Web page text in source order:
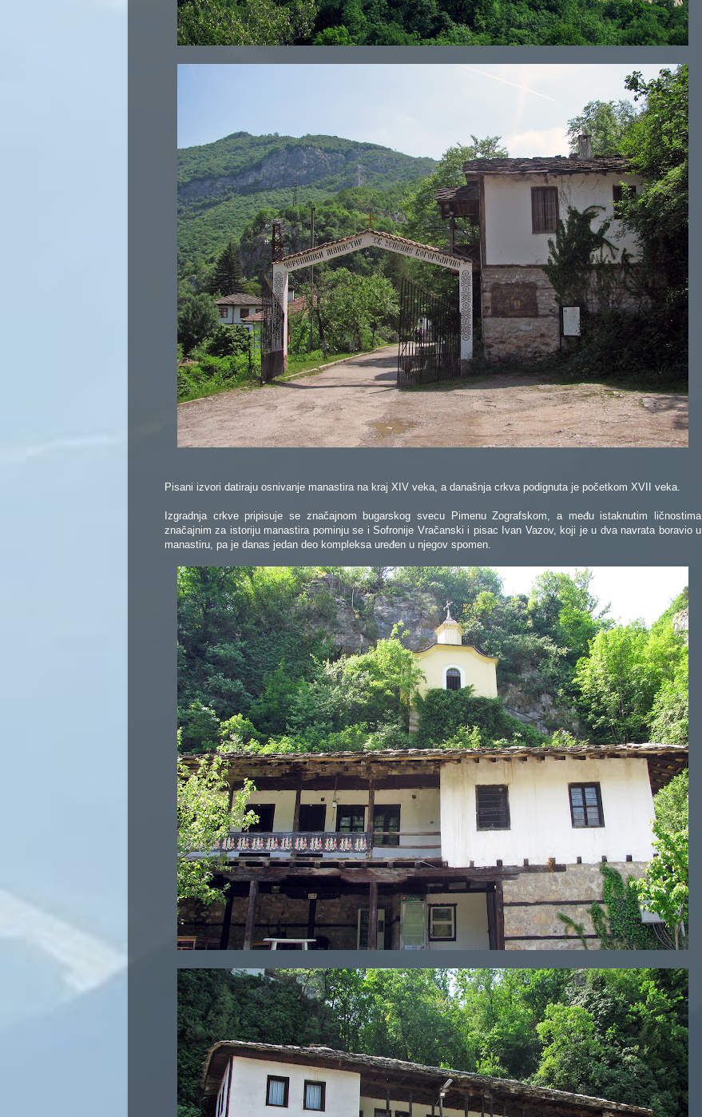
Pisani izvori datiraju osnivanje manastira na kraj XIV veka, a današnja crkva podignuta je početkom XVII veka.
Izgradnja crkve pripisuje se značajnom bugarskog svecu Pimenu Zografskom, a među istaknutim ličnostima
značajnim za istoriju manastira pominju se i Sofronije Vračanski i pisac Ivan Vazov, koji je u dva navrata boravio u
manastiru, pa je danas jedan deo kompleksa uređen u njegov spomen.